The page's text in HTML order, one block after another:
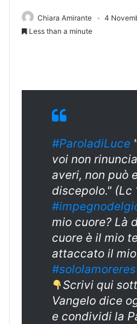
Chiara Amirante 4
Less than a minute
#ParoladiLuce
voi non
averi, non può
discepolo." (Lc
mio cuore? Là
cuore è il mio
attaccato il
Scrivi qui
Vangelo dice
e condividi la